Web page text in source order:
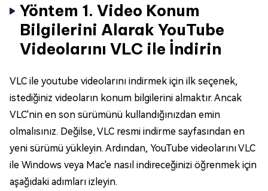
Yöntem 1. Video Konum
Bilgilerini Alarak YouTube
Videolarını VLC ile İndirin
VLC ile youtube videolarını indirmek için ilk seçenek,
istediğiniz videoların konum bilgilerini almaktır. Ancak
VLC'nin en son sürümünü kullandığınızdan emin
olmalısınız. Değilse, VLC resmi indirme sayfasından en
yeni sürümü yükleyin. Ardından, YouTube videolarını VLC
ile Windows veya Mac'e nasıl indireceğinizi öğrenmek için
aşağıdaki adımları izleyin.